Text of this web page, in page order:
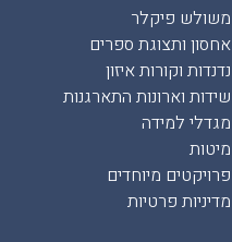
משולש פיקלר
אחסון ותצוגת ספרים
נדנדות וקורות איזון
שידות וארונות התארגנות
מגדלי למידה
מיטות
פרויקטים מיוחדים
מדיניות פרטיות